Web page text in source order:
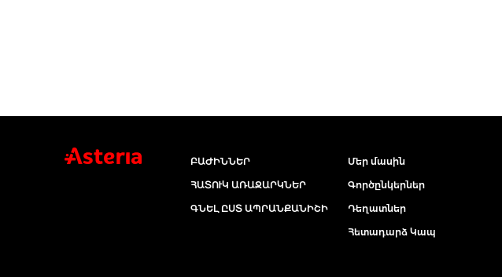
ԲԱԺԻՆՆԵՐ
ՀԱՏՈՒԿ ԱՌԱՋԱՐԿՆԵՐ
ԳՆԵԼ ԸՍՏ ԱՊՐԱՆՔԱՆԻՇԻ
Մեր մասին
Գործընկերներ
Դեղատներ
Հետադարձ Կապ